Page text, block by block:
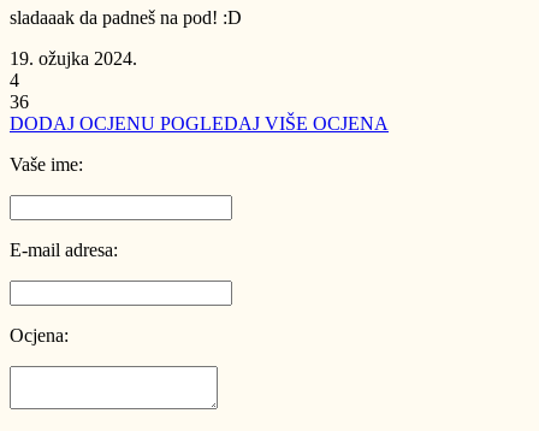
sladaaak da padneš na pod! :D
19. ožujka 2024.
4
36
DODAJ OCJENU POGLEDAJ VIŠE OCJENA
Vaše ime:
E-mail adresa:
Ocjena: